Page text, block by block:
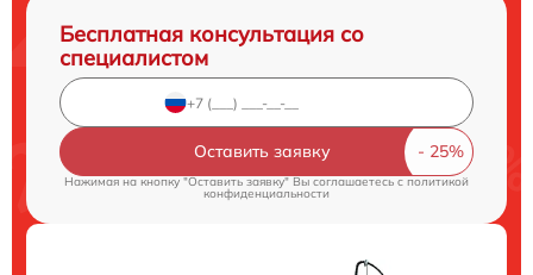
Бесплатная консультация со
специалистом
Оставить заявку
Нажимая на кнопку "Оставить заявку" Вы соглашаетесь cполитикой
конфиденциальности